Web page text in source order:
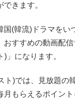
きます。
国(韓流)ドラマをい
おすすめの動画配
」になります。
ト)では、見放題の
月もらえるポイン